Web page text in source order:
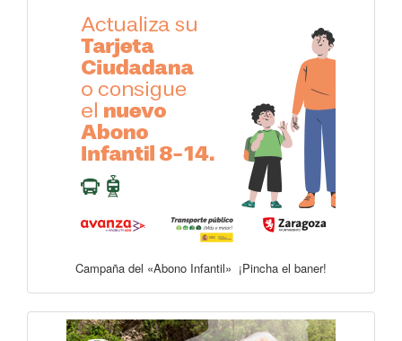
Campaña del «Abono Infantil» ¡Pincha el baner!